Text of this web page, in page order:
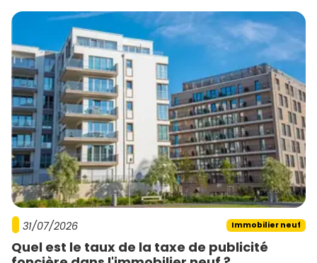
31/07/2026 Immobilier neuf
Quel est le taux de la taxe de publicité